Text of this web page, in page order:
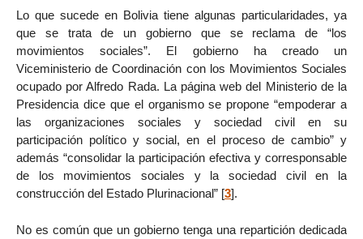
Lo que sucede en Bolivia tiene algunas particularidades, ya
que se trata de un gobierno que se reclama de “los
movimientos sociales”. El gobierno ha creado un
Viceministerio de Coordinación con los Movimientos Sociales
ocupado por Alfredo Rada. La página web del Ministerio de la
Presidencia dice que el organismo se propone “empoderar a
las organizaciones sociales y sociedad civil en su
participación político y social, en el proceso de cambio” y
además “consolidar la participación efectiva y corresponsable
de los movimientos sociales y la sociedad civil en la
construcción del Estado Plurinacional” [3].
No es común que un gobierno tenga una repartición dedicada